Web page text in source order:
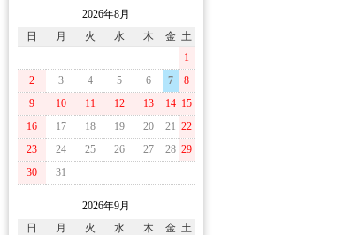
2026年8月
日
月 火 水 木 金 土
1
2
3 4 5 6 7
8
9
10 11 12 13 14 15
16
17 18 19 20 21 22
23
24 25 26 27 28 29
30
31
2026年9月
日
月 火 水 木 金 土